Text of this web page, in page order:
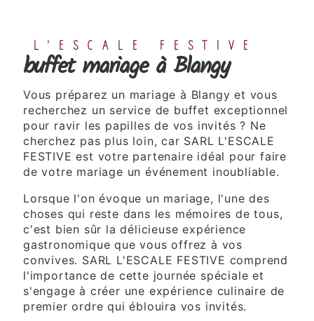
L'ESCALE FESTIVE
buffet mariage à Blangy
Vous préparez un mariage à Blangy et vous
recherchez un service de buffet exceptionnel
pour ravir les papilles de vos invités ? Ne
cherchez pas plus loin, car SARL L'ESCALE
FESTIVE est votre partenaire idéal pour faire
de votre mariage un événement inoubliable.
Lorsque l'on évoque un mariage, l'une des
choses qui reste dans les mémoires de tous,
c'est bien sûr la délicieuse expérience
gastronomique que vous offrez à vos
convives. SARL L'ESCALE FESTIVE comprend
l'importance de cette journée spéciale et
s'engage à créer une expérience culinaire de
premier ordre qui éblouira vos invités.